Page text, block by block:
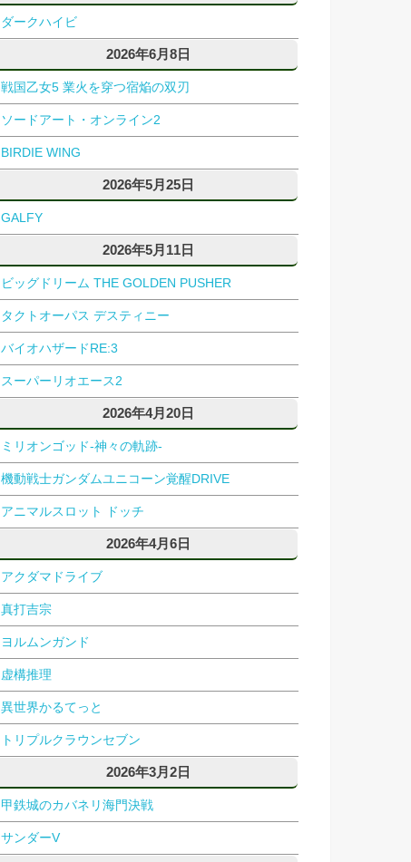
ダークハイビ
2026年6月8日
戦国乙女5 業火を穿つ宿焔の双刃
ソードアート・オンライン2
BIRDIE WING
2026年5月25日
GALFY
2026年5月11日
ビッグドリーム THE GOLDEN PUSHER
タクトオーパス デスティニー
バイオハザードRE:3
スーパーリオエース2
2026年4月20日
ミリオンゴッド-神々の軌跡-
機動戦士ガンダムユニコーン覚醒DRIVE
アニマルスロット ドッチ
2026年4月6日
アクダマドライブ
真打吉宗
ヨルムンガンド
虚構推理
異世界かるてっと
トリプルクラウンセブン
2026年3月2日
甲鉄城のカバネリ海門決戦
サンダーV